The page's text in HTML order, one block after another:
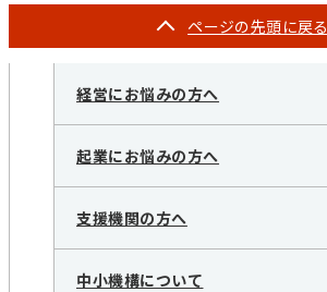
ページの先頭に戻る
経営にお悩みの方へ
起業にお悩みの方へ
支援機関の方へ
中小機構について